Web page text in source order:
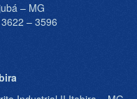
– MG
– 3596